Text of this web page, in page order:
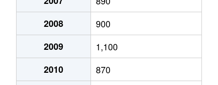
月寒中央通
3,000万円
月寒中央通
3,300万円
月寒西１条
2,900万円
2008
900
2009
1,100
2010
870